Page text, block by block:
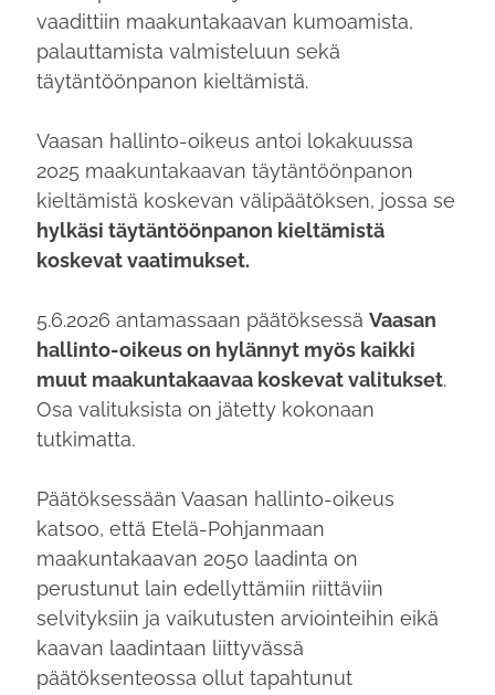
vaadittiin maakuntakaavan kumoamista,
palauttamista valmisteluun sekä
täytäntöönpanon kieltämistä.
Vaasan hallinto-oikeus antoi lokakuussa
2025 maakuntakaavan täytäntöönpanon
kieltämistä koskevan välipäätöksen, jossa se
hylkäsi täytäntöönpanon kieltämistä
koskevat vaatimukset.
5.6.2026 antamassaan päätöksessäVaasan
hallinto-oikeus on hylännyt myös kaikki
muut maakuntakaavaa koskevat valitukset.
Osa valituksista on jätetty kokonaan
tutkimatta.
Päätöksessään Vaasan hallinto-oikeus
katsoo, että Etelä-Pohjanmaan
maakuntakaavan 2050 laadinta on
perustunut lain edellyttämiin riittäviin
selvityksiin ja vaikutusten arviointeihin eikä
kaavan laadintaan liittyvässä
päätöksenteossa ollut tapahtunut